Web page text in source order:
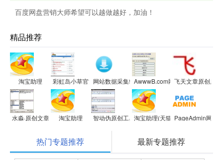
百度网盘营销大师希望可以越做越好，加油！
精品推荐
淘宝助理 彩虹岛小草官方论坛网站数据采集软件CherGetAwwwB.com网站克隆器
飞天文章原创度
水淼·原创文章生成器淘宝助理 智动伪原创工具淘宝助理(天猫版)PageAdmin网站
热门专题推荐 最新专题推荐